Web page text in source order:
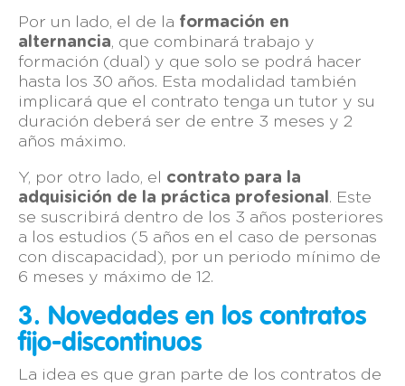
Por un lado, el de la formación en
alternancia, que combinará trabajo y
formación (dual) y que solo se podrá hacer
hasta los 30 años. Esta modalidad también
implicará que el contrato tenga un tutor y su
duración deberá ser de entre 3 meses y 2
años máximo.
Y, por otro lado, el contrato para la
adquisición de la práctica profesional. Este
se suscribirá dentro de los 3 años posteriores
a los estudios (5 años en el caso de personas
con discapacidad), por un periodo mínimo de
6 meses y máximo de 12.
3. Novedades en los contratos
fijo-discontinuos
La idea es que gran parte de los contratos de